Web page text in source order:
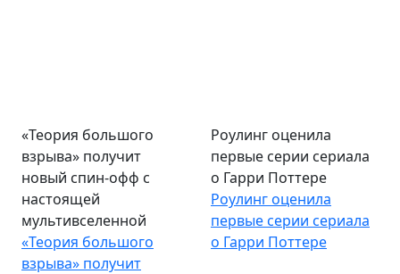
«Теория большого
взрыва» получит
новый спин-офф с
настоящей
мультивселенной
«Теория большого
взрыва» получит
Роулинг оценила
первые серии сериала
о Гарри Поттере
Роулинг оценила
первые серии сериала
о Гарри Поттере